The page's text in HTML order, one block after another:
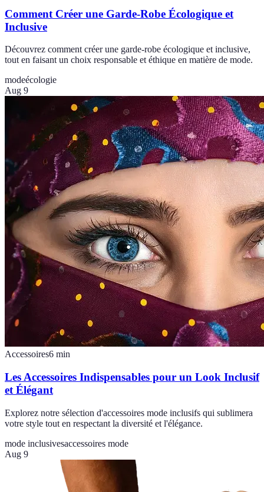
Comment Créer une Garde-Robe Écologique et
Inclusive
Découvrez comment créer une garde-robe écologique et inclusive,
tout en faisant un choix responsable et éthique en matière de mode.
modeécologie
Aug 9
Accessoires6 min
Les Accessoires Indispensables pour un Look Inclusif
et Élégant
Explorez notre sélection d'accessoires mode inclusifs qui sublimera
votre style tout en respectant la diversité et l'élégance.
mode inclusivesaccessoires mode
Aug 9